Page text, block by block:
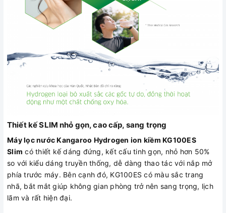
Thiết kế SLIM nhỏ gọn, cao cấp, sang trọng
Máy lọc nước Kangaroo Hydrogen ion kiềm KG100ES
Slim có thiết kế dáng đứng, kết cấu tinh gọn, nhỏ hơn 50%
so với kiểu dáng truyền thống, dễ dàng thao tác với nắp mở
phía trước máy. Bên cạnh đó, KG100ES có màu sắc trang
nhã, bắt mắt giúp không gian phòng trở nên sang trọng, lịch
lãm và rất hiện đại.